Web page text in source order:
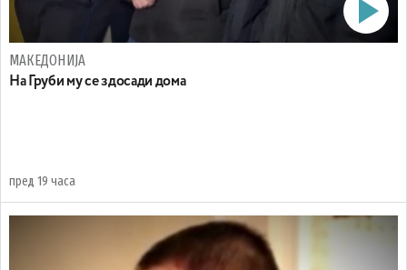
МАКЕДОНИЈА
На Груби му се здосади дома
пред 19 часа